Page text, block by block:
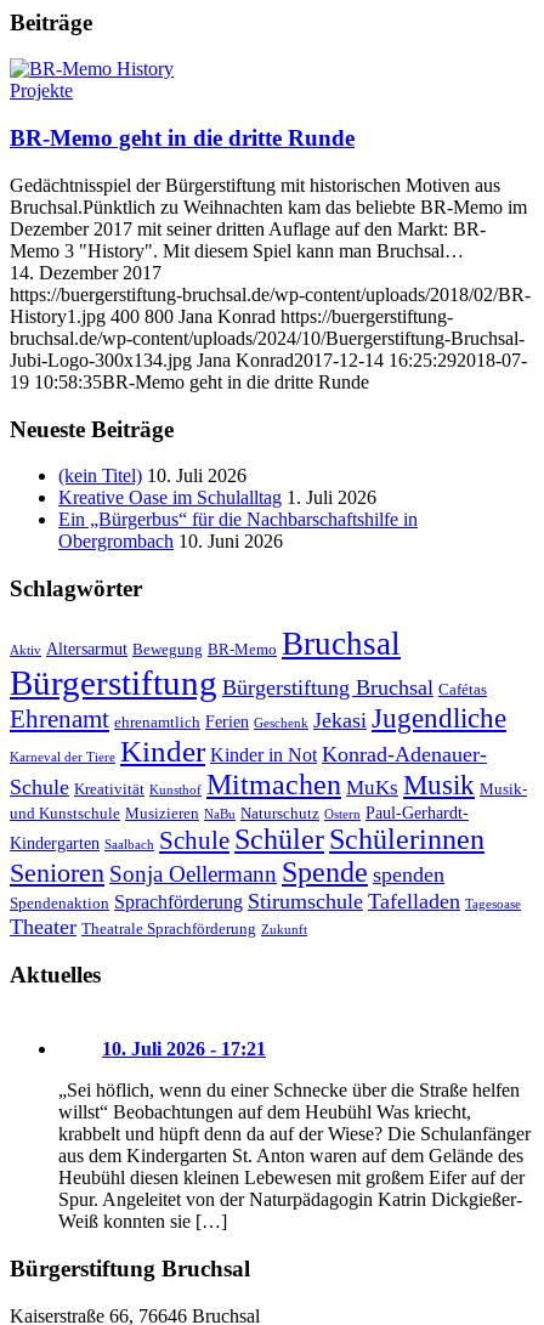
Beiträge
Projekte
BR-Memo geht in die dritte Runde
Gedächtnisspiel der Bürgerstiftung mit historischen Motiven aus
Bruchsal.Pünktlich zu Weihnachten kam das beliebte BR-Memo im
Dezember 2017 mit seiner dritten Auflage auf den Markt: BR-
Memo 3 "History". Mit diesem Spiel kann man Bruchsal…
14. Dezember 2017
https://buergerstiftung-bruchsal.de/wp-content/uploads/2018/02/BR-
History1.jpg 400 800 Jana Konrad https://buergerstiftung-
bruchsal.de/wp-content/uploads/2024/10/Buergerstiftung-Bruchsal-
Jubi-Logo-300x134.jpg Jana Konrad2017-12-14 16:25:292018-07-
19 10:58:35BR-Memo geht in die dritte Runde
Neueste Beiträge
(kein Titel) 10. Juli 2026
Kreative Oase im Schulalltag 1. Juli 2026
Ein „Bürgerbus“ für die Nachbarschaftshilfe in
Obergrombach 10. Juni 2026
Schlagwörter
Aktiv Altersarmut Bewegung BR-Memo Bruchsal
Bürgerstiftung Bürgerstiftung Bruchsal Cafétas
Ehrenamt ehrenamtlich Ferien Geschenk Jekasi Jugendliche
Karneval der Tiere Kinder Kinder in Not Konrad-Adenauer-
Schule Kreativität Kunsthof Mitmachen MuKs Musik Musik-
und Kunstschule Musizieren NaBu Naturschutz Ostern Paul-Gerhardt-
Kindergarten Saalbach Schule SchülerSchülerinnen
Senioren Sonja Oellermann Spende spenden
Spendenaktion Sprachförderung Stirumschule Tafelladen Tagesoase
Theater Theatrale Sprachförderung Zukunft
Aktuelles
10. Juli 2026 - 17:21
„Sei höflich, wenn du einer Schnecke über die Straße helfen
willst“ Beobachtungen auf dem Heubühl Was kriecht,
krabbelt und hüpft denn da auf der Wiese? Die Schulanfänger
aus dem Kindergarten St. Anton waren auf dem Gelände des
Heubühl diesen kleinen Lebewesen mit großem Eifer auf der
Spur. Angeleitet von der Naturpädagogin Katrin Dickgießer-
Weiß konnten sie […]
Bürgerstiftung Bruchsal
Kaiserstraße 66, 76646 Bruchsal